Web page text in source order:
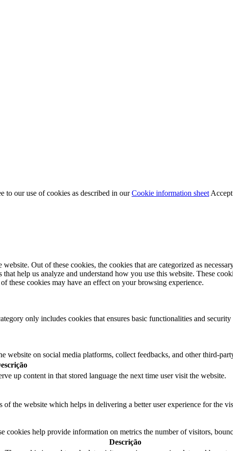
to our use of cookies as described in ourCookie information sheet
Out of these cookies, the cookies that are categorized as
help us analyze and understand how you use this website. These
these cookies may have an effect on your browsing experience.
only includes cookies that ensures basic functionalities and
on social media platforms, collect feedbacks, and other third-
up content in that stored language the next time user visit the website.
the website which helps in delivering a better user experience for the
help provide information on metrics the number of visitors,
Descrição